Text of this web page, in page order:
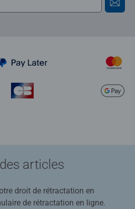
articles
droit de rétractation en
de rétractation en ligne.